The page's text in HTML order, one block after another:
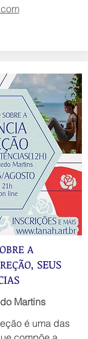
A
SEUS
Martins
é uma das